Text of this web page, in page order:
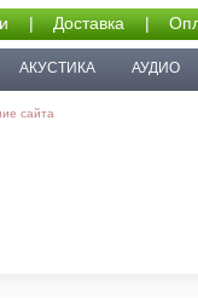
| Доставка |
АКУСТИКА АУДИО
сайта